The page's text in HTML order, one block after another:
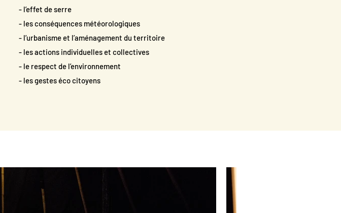
- l’effet de serre
- les conséquences météorologiques
- l’urbanisme et l’aménagement du territoire
- les actions individuelles et collectives
- le respect de l’environnement
- les gestes éco citoyens